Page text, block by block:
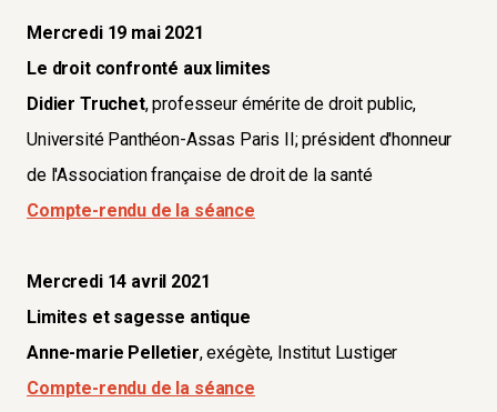
Mercredi 19 mai 2021
Le droit confronté aux limites
Didier Truchet, professeur émérite de droit public,
Université Panthéon-Assas Paris II; président d'honneur
de l'Association française de droit de la santé
Compte-rendu de la séance
Mercredi 14 avril 2021
Limites et sagesse antique
Anne-marie Pelletier, exégète, Institut Lustiger
Compte-rendu de la séance